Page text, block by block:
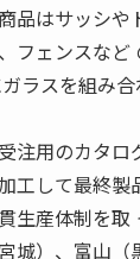
品はサッシや
フェンスなど
ラスを組み
注用のカタロ
工して最終製
生産体制を取
城）、富山（